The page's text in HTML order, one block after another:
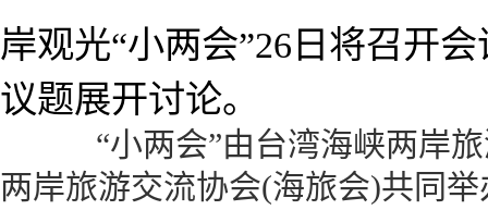
岸观光“小两会”26日将召开
议题展开讨论。
“小两会”由台湾海峡两岸旅
两岸旅游交流协会(海旅会)共同